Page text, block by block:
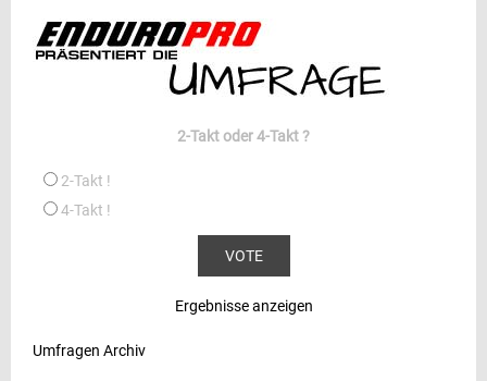
2-Takt oder 4-Takt ?
2-Takt !
4-Takt !
Ergebnisse anzeigen
Umfragen Archiv